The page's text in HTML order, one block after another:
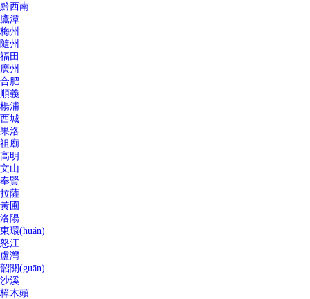
黔西南
鷹潭
梅州
隨州
福田
廣州
合肥
順義
楊浦
西城
果洛
祖廟
高明
文山
奉賢
拉薩
黃圃
洛陽
東環(huán)
怒江
盧灣
韶關(guān)
沙溪
樟木頭